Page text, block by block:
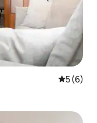
Średnia
5 (6)